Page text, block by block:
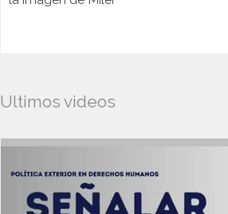
Ultimos videos